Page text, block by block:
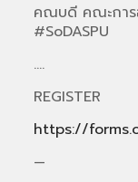
คณบดี คณะการ
#SoDASPU
….
REGISTER
https://
—